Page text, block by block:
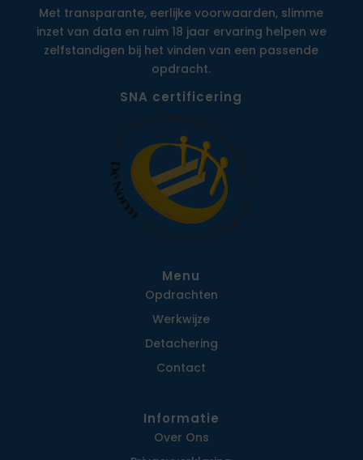
Met transparante, eerlijke voorwaarden, slimme
inzet van data en ruim 18 jaar ervaring helpen we
zelfstandigen bij het vinden van een passende
opdracht.
SNA certificering
Menu
Opdrachten
Werkwijze
Detachering
Contact
Informatie
Over Ons